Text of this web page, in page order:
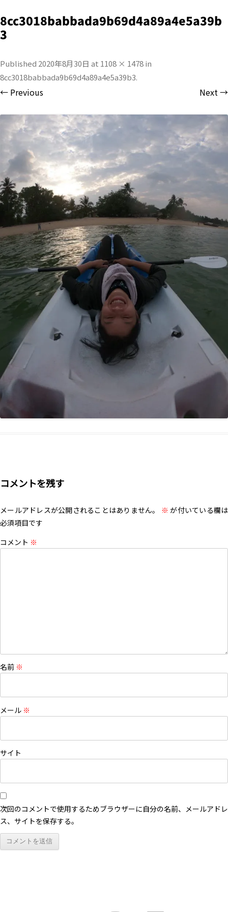
8cc3018babbada9b69d4a89a4e5a39b
3
Published 2020年8月30日 at 1108 × 1478in
8cc3018babbada9b69d4a89a4e5a39b3.
← Previous Next →
コメントを残す
メールアドレスが公開されることはありません。 ※ が付いている欄は
必須項目です
コメント ※
名前 ※
メール ※
サイト
次回のコメントで使用するためブラウザーに自分の名前、メールアドレ
ス、サイトを保存する。